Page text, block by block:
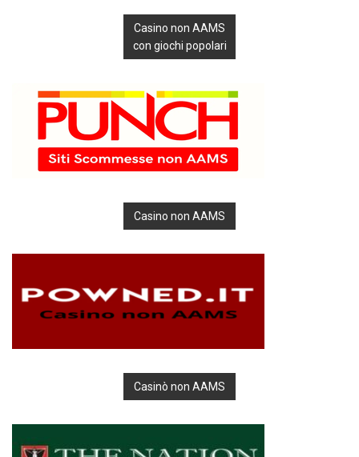
Casino non AAMS
con giochi popolari
Casino non AAMS
Casinò non AAMS